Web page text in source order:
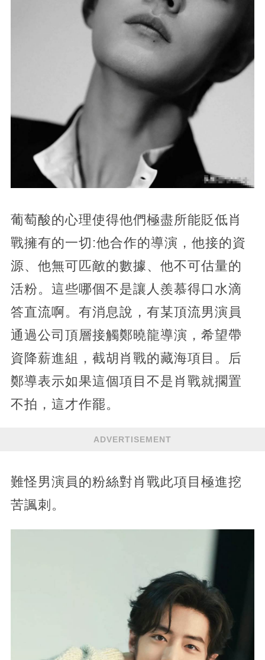
葡萄酸的心理使得他們極盡所能貶低肖
戰擁有的一切:他合作的導演，他接的資
源、他無可匹敵的數據、他不可估量的
活粉。這些哪個不是讓人羨慕得口水滴
答直流啊。有消息說，有某頂流男演員
通過公司頂層接觸鄭曉龍導演，希望帶
資降薪進組，截胡肖戰的藏海項目。后
鄭導表示如果這個項目不是肖戰就擱置
不拍，這才作罷。
ADVERTISEMENT
難怪男演員的粉絲對肖戰此項目極進挖
苦諷刺。